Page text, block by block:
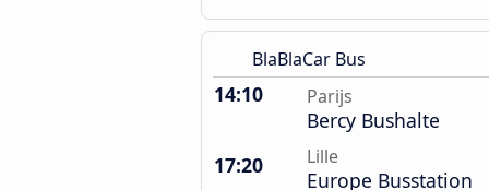
BlaBlaCar Bus
14:10 Parijs
Bercy Bushalte
17:20
Lille
Europe Busstation